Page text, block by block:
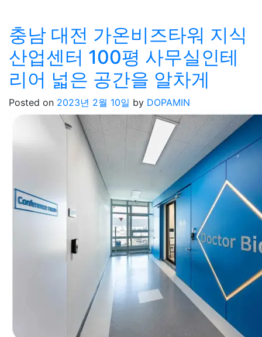
충남 대전 가온비즈타워 지식
산업센터 100평 사무실인테
리어 넓은 공간을 알차게
Posted on 2023년 2월 10일 by DOPAMIN